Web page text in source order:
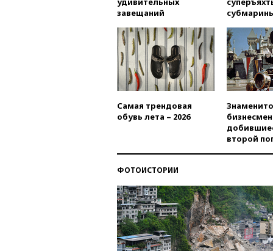
завещаний
Самая трендовая
обувь лета – 2026
второй
ФОТОИСТОРИИ